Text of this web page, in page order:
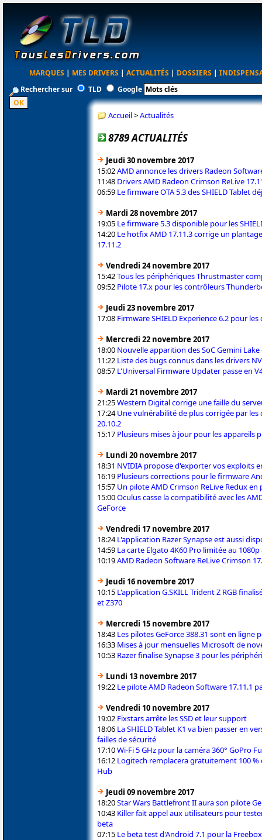
MARQUES | MES DRIVERS | ACTUALITÉS | DOSSIERS |
Rechercher sur
TLD Google
Accueil>Actualités
8789 ACTUALITÉS
Jeudi 30 novembre 2017
15:02AMD annonce les drivers Radeon
11:48 Drivers AMD Radeon Crimson ReLive
06:59 Le firmware OTA 5.3 des SHIELD Tablet
Mardi 28 novembre 2017
19:05 Le firmware 5.3 disponible pour les
14:20 Le hotfix AMD 17.11.3 corrige un
17.11.2
Vendredi 24 novembre 2017
15:42Tous les périphériques Thrustmaster
09:52 Pilote 17.x pour les contrôleurs
Jeudi 23 novembre 2017
17:08 Firmware SHIELD Experience 6.2 pour les
Mercredi 22 novembre 2017
18:00 Nouvelle apparition des SoC Gemini
11:22 Liste des bugs connus dans les drivers
08:57 L'Universal Firmware Updater passe en
Mardi 21 novembre 2017
21:25Western Digital corrige une faille du
17:24Une vulnérabilité de plus corrigée par les
20.10.2
15:17 Plusieurs mises à jour pour les appareils
Lundi 20 novembre 2017
18:31 NVIDIA propose d'exporter vos exploits
16:19 Plusieurs corrections pour le firmware
15:57 Un pilote AMD Crimson ReLive Redux en
15:00Oculus casse la compatibilité avec les
GeForce
Vendredi 17 novembre 2017
18:24L'application Razer Synapse est aussi
14:59 La carte Elgato 4K60 Pro limitée au
10:19AMD Radeon Software ReLive Crimson
Jeudi 16 novembre 2017
10:15 L'application G.SKILL Trident Z RGB
et Z370
Mercredi 15 novembre 2017
18:43 Les pilotes GeForce 388.31 sont en ligne
16:33 Mises à jour mensuelles Microsoft de
10:53 Razer finalise Synapse 3 pour les
Lundi 13 novembre 2017
19:22 Le pilote AMD Radeon Software 17.11.1
Vendredi 10 novembre 2017
19:02 Fixstars arrête les SSD et leur support
18:06 La SHIELD Tablet K1 va bien passer en
failles de sécurité
17:10Wi-Fi 5 GHz pour la caméra 360° GoPro
16:12 Logitech remplacera gratuitement 100
Hub
Jeudi 09 novembre 2017
18:20Star Wars Battlefront II aura son pilote
10:43 Killer fait appel aux utilisateurs pour
beta
07:15 Le beta test d'Android 7.1 pour la